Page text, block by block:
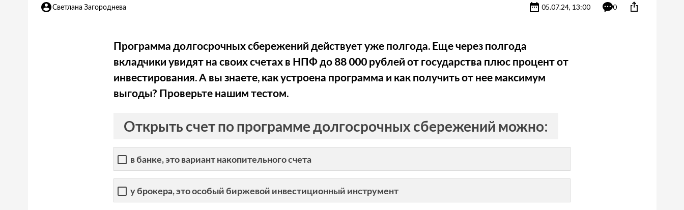
Светлана Загороднева 05.07.24, 13:00 0
Программа долгосрочных сбережений действует уже полгода. Еще через полгода
вкладчики увидят на своих счетах в НПФ до 88 000 рублей от государства плюс процент от
инвестирования. А вы знаете, как устроена программа и как получить от нее максимум
выгоды? Проверьте нашим тестом.
Открыть счет по программе долгосрочных сбережений можно:
в банке, это вариант накопительного счета
у брокера, это особый биржевой инвестиционный инструмент